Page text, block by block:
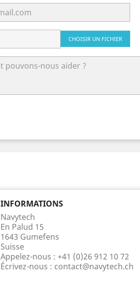
CHOISIR UN FICHIER
INFORMATIONS
Navytech
En Palud 15
1643 Gumefens
Suisse
Appelez-nous : +41 (0)26 912 10 72
Écrivez-nous : contact@navytech.ch